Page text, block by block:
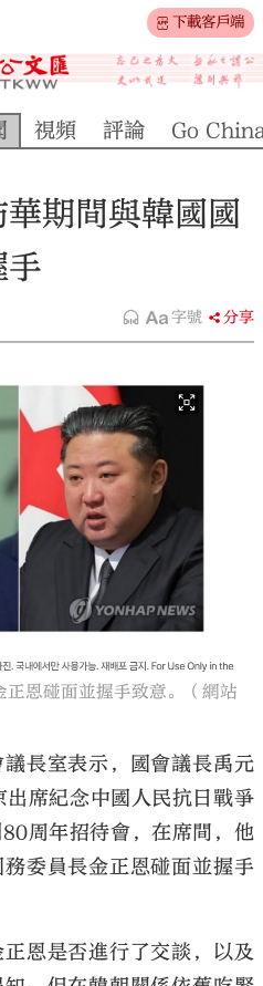
下載客戶端
匯
視頻 評論 Go
期間與韓國國
手
字號 分享
恩碰面並握手致意。（網站
長室表示，國會議長禹元
席紀念中國人民抗日戰爭
周年招待會，在席間，他
委員長金正恩碰面並握手
恩是否進行了交談，以及